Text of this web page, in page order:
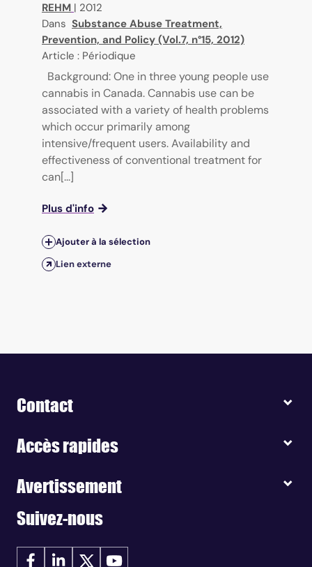
REHM | 2012
Dans Substance Abuse Treatment,
Prevention, and Policy (Vol.7, n°15, 2012)
Article : Périodique
Background: One in three young people use
cannabis in Canada. Cannabis use can be
associated with a variety of health problems
which occur primarily among
intensive/frequent users. Availability and
effectiveness of conventional treatment for
can[...]
Plus d'info
Ajouter à la sélection
Lien externe
Contact
Accès rapides
Avertissement
Suivez-nous